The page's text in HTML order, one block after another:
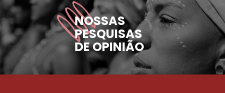
NOSSAS
PESQUISAS
DE OPINIÃO